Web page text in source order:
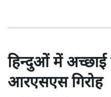
हिन्दुओं में
आरएसएस गिरोह